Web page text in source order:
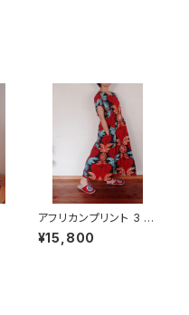
アフリカンプリント 3 W
AY ワンピース フレン
チスリーブ
¥15,800